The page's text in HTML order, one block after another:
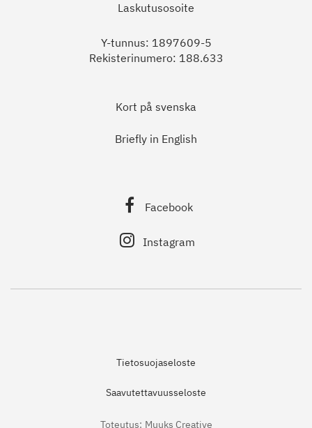
Laskutusosoite
Y-tunnus: 1897609-5
Rekisterinumero: 188.633
Kort på svenska
Briefly in English
Facebook
Instagram
Tietosuojaseloste
Saavutettavuusseloste
Toteutus: Muuks Creative